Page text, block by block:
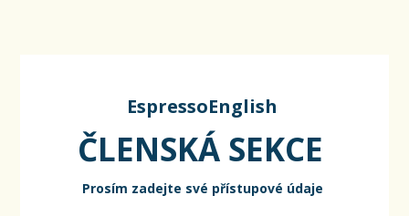
EspressoEnglish
ČLENSKÁ SEKCE
Prosím zadejte své přístupové údaje